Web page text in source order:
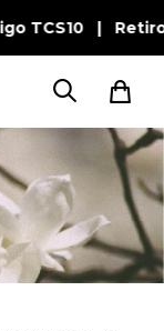
TCS10 |